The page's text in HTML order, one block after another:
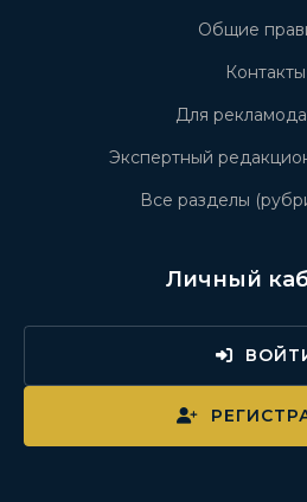
Общие
Контакты
Для
Экспертный
Все разделы
Личный